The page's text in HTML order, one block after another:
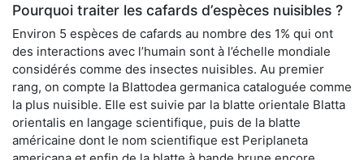
Pourquoi traiter les cafards d’espèces nuisibles ?
Environ 5 espèces de cafards au nombre des 1% qui ont
des interactions avec l’humain sont à l’échelle mondiale
considérés comme des insectes nuisibles. Au premier
rang, on compte la Blattodea germanica cataloguée comme
la plus nuisible. Elle est suivie par la blatte orientale Blatta
orientalis en langage scientifique, puis de la blatte
américaine dont le nom scientifique est Periplaneta